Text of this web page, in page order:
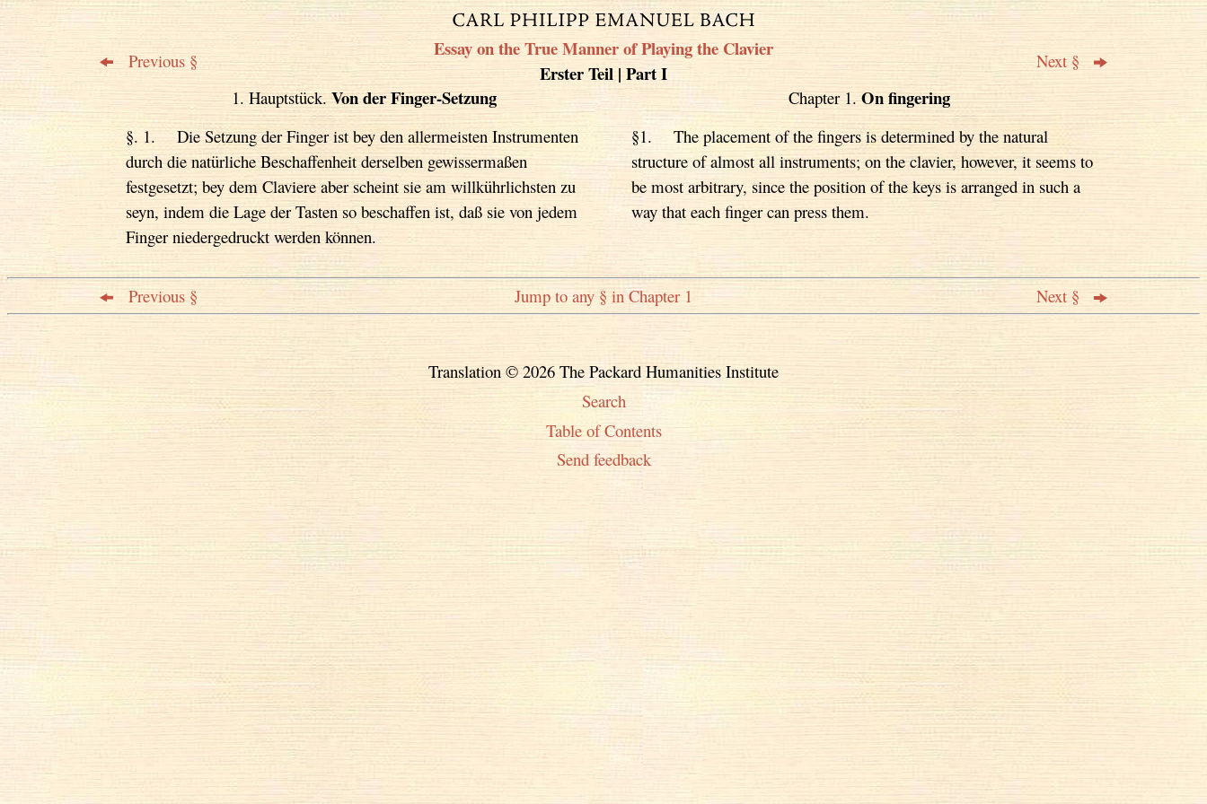
Previous §
Essay on the True Manner of Playing the Clavier
Erster Teil | Part I
Next §
1. Hauptstück.Von der Finger-Setzung Chapter 1. On fingering
§. 1. Die Setzung der Finger ist bey den allermeisten Instrumenten
durch die natürliche Beschaffenheit derselben gewissermaßen
festgesetzt; bey dem Claviere aber scheint sie am willkührlichsten zu
seyn, indem die Lage der Tasten so beschaffen ist, daß sie von jedem
Finger niedergedruckt werden können.
§1. The placement of the fingers is determined by the natural
structure of almost all instruments; on the clavier, however, it seems to
be most arbitrary, since the position of the keys is arranged in such a
way that each finger can press them.
Previous § Jump to any § in Chapter 1 Next §
Translation © 2026 The Packard Humanities Institute
Search
Table of Contents
Send feedback